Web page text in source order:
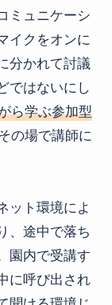
ミュニケーシ
イクをオンに
分かれて討議
ではないにし
ら学ぶ参加型
の場で講師に
ット環境によ
、途中で落ち
園内で受講す
に呼び出され